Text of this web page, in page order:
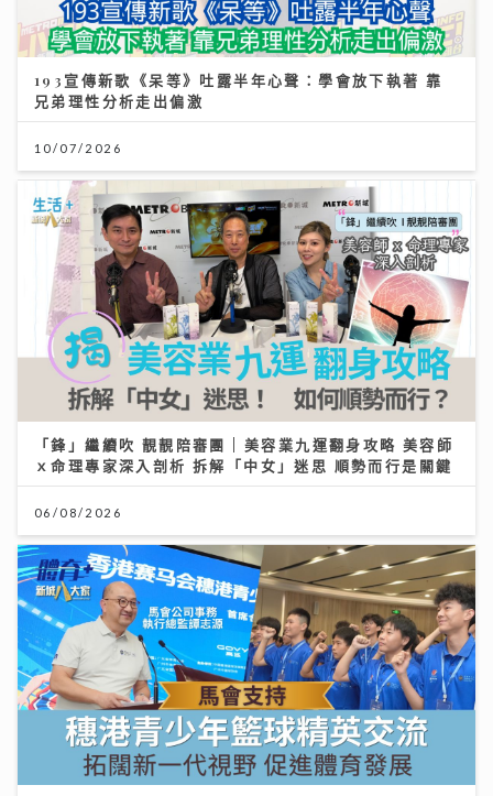
193宣傳新歌《呆等》吐露半年心聲：學會放下執著 靠
兄弟理性分析走出偏激
10/07/2026
「鋒」繼續吹 靚靚陪審團 | 美容業九運翻身攻略 美容師
ｘ命理專家深入剖析 拆解「中女」迷思 順勢而行是關鍵
06/08/2026